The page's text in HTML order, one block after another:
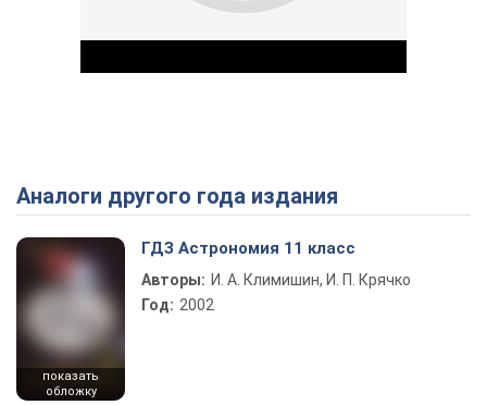
Play Video
Аналоги другого года издания
показать
обложку
ГДЗ Астрономия 11 класс
Авторы: И. А. Климишин, И. П. Крячко
Год: 2002